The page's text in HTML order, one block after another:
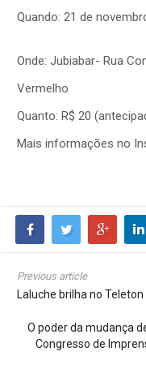
Quando: 21 de
Onde: Jubiabar- Rua
Vermelho
Quanto: R$ 20
Mais informações no
Previous article
Laluche brilha no
O poder da mudança
Congresso de